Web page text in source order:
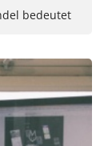
bedeutet